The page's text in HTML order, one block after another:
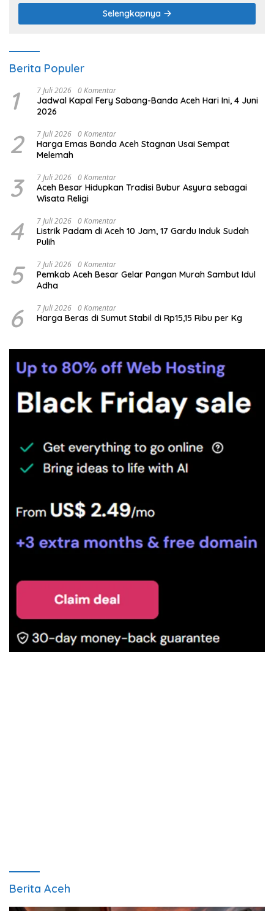
Selengkapnya
Berita Populer
1 7 Juli 2026 0 Komentar
Jadwal Kapal Fery Sabang-Banda Aceh Hari Ini, 4 Juni
2026
2 7 Juli 2026 0 Komentar
Harga Emas Banda Aceh Stagnan Usai Sempat
Melemah
3 7 Juli 2026 0 Komentar
Aceh Besar Hidupkan Tradisi Bubur Asyura sebagai
Wisata Religi
4 7 Juli 2026 0 Komentar
Listrik Padam di Aceh 10 Jam, 17 Gardu Induk Sudah
Pulih
5 7 Juli 2026 0 Komentar
Pemkab Aceh Besar Gelar Pangan Murah Sambut Idul
Adha
6 7 Juli 2026 0 Komentar
Harga Beras di Sumut Stabil di Rp15,15 Ribu per Kg
Berita Aceh